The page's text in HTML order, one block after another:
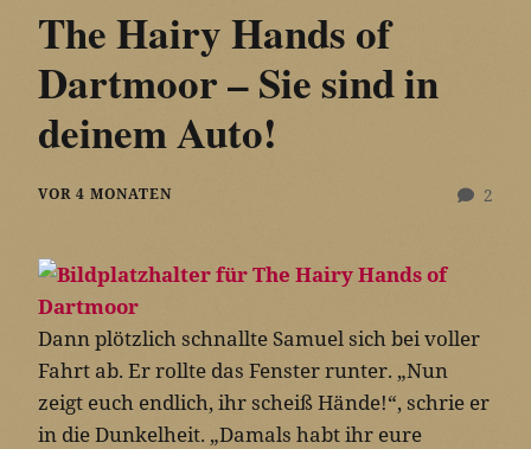
The Hairy Hands of
Dartmoor – Sie sind in
deinem Auto!
2
VOR 4 MONATEN
Dann plötzlich schnallte Samuel sich bei voller
Fahrt ab. Er rollte das Fenster runter. „Nun
zeigt euch endlich, ihr scheiß Hände!“, schrie er
in die Dunkelheit. „Damals habt ihr eure